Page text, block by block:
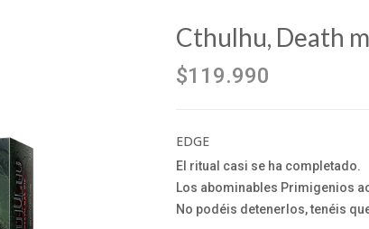
Cthulhu, Death
$119.990
EDGE
El ritual casi se ha completado.
Los abominables Primigenios
No podéis detenerlos, tenéis